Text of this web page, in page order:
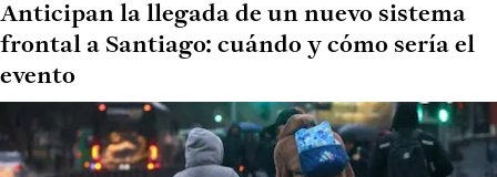
Anticipan la llegada de un nuevo sistema
frontal a Santiago: cuándo y cómo sería el
evento